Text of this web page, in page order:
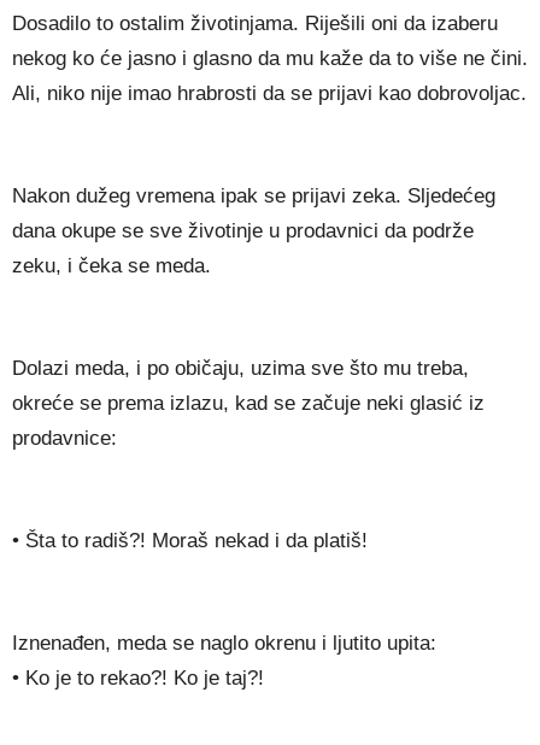
Dosadilo to ostalim životinjama. Riješili oni da izaberu
nekog ko će jasno i glasno da mu kaže da to više ne čini.
Ali, niko nije imao hrabrosti da se prijavi kao dobrovoljac.
Nakon dužeg vremena ipak se prijavi zeka. Sljedećeg
dana okupe se sve životinje u prodavnici da podrže
zeku, i čeka se meda.
Dolazi meda, i po običaju, uzima sve što mu treba,
okreće se prema izlazu, kad se začuje neki glasić iz
prodavnice:
• Šta to radiš?! Moraš nekad i da platiš!
Iznenađen, meda se naglo okrenu i ljutito upita:
• Ko je to rekao?! Ko je taj?!